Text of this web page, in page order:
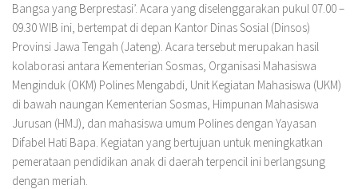
Bangsa yang Berprestasi’. Acara yang diselenggarakan pukul 07.00 –
09.30 WIB ini, bertempat di depan Kantor Dinas Sosial (Dinsos)
Provinsi Jawa Tengah (Jateng). Acara tersebut merupakan hasil
kolaborasi antara Kementerian Sosmas, Organisasi Mahasiswa
Menginduk (OKM) Polines Mengabdi, Unit Kegiatan Mahasiswa (UKM)
di bawah naungan Kementerian Sosmas, Himpunan Mahasiswa
Jurusan (HMJ), dan mahasiswa umum Polines dengan Yayasan
Difabel Hati Bapa. Kegiatan yang bertujuan untuk meningkatkan
pemerataan pendidikan anak di daerah terpencil ini berlangsung
dengan meriah.